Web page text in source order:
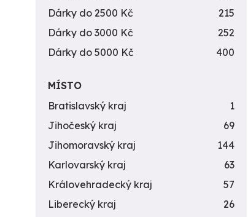
Dárky do 2500 Kč
215
Dárky do 3000 Kč
252
Dárky do 5000 Kč
400
MÍSTO
Bratislavský kraj
1
Jihočeský kraj
69
Jihomoravský kraj
144
Karlovarský kraj
63
Královehradecký kraj
57
Liberecký kraj
26